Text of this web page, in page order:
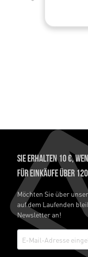
Sie erhalten 10 €,
Für Einkäufe über
Möchten Sie über
auf dem Laufenden
Newsletter an!